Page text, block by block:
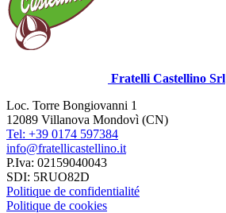
Fratelli Castellino Srl
Loc. Torre Bongiovanni 1
12089 Villanova Mondovì (CN)
Tel: +39 0174 597384
info@fratellicastellino.it
P.Iva: 02159040043
SDI: 5RUO82D
Politique de confidentialité
Politique de cookies